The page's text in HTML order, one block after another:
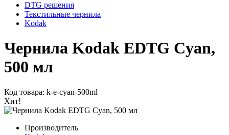
DTG решения
Текстильные чернила
Kodak
Чернила Kodak EDTG Cyan,
500 мл
Код товара: k-e-cyan-500ml
Хит!
Производитель